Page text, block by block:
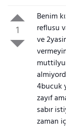
1
Benim
reflusu
ve
4bucuk
zayıf
sabır
zaman